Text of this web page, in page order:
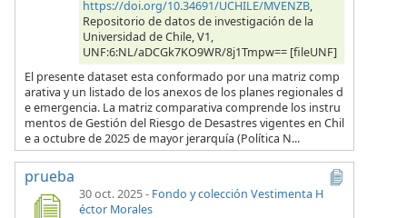
https://doi.org/10.34691/UCHILE/MVENZB,
Repositorio de datos de investigación de la
Universidad de Chile, V1,
UNF:6:NL/aDCGk7KO9WR/8j1Tmpw== [fileUNF]
El presente dataset esta conformado por una matriz comp
arativa y un listado de los anexos de los planes regionales d
e emergencia. La matriz comparativa comprende los instru
mentos de Gestión del Riesgo de Desastres vigentes en Chil
e a octubre de 2025 de mayor jerarquía (Política N...
prueba
30 oct. 2025- Fondo y colección Vestimenta H
éctor Morales